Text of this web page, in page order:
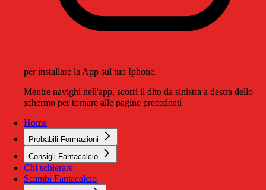
per installare la App sul tuo Iphone.
Mentre navighi nell'app, scorri il dito da sinistra a destra dello
schermo per tornare alle pagine precedenti
Home
Probabili Formazioni
Consigli Fantacalcio
Chi schierare
Scambi Fantacalcio